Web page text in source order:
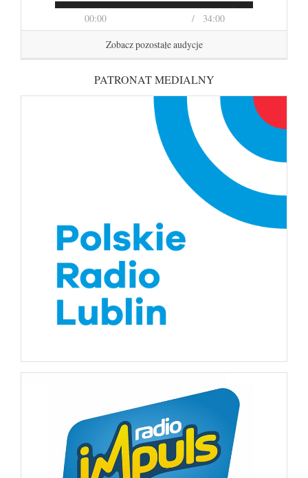
00:00 34:00
Zobacz pozostałe audycje
PATRONAT MEDIALNY